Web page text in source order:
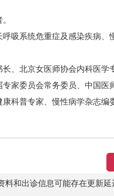
系统危重症及感染疾病、
北京女医师协会内科医学
家委员会常务委员、中国医
科普专家、慢性病学杂志
料和出诊信息可能存在更新